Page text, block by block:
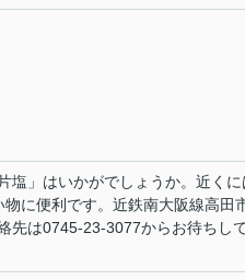
塩」はいかがでしょうか。近くに
に便利です。近鉄南大阪線高田
先は0745-23-3077からお待ちし